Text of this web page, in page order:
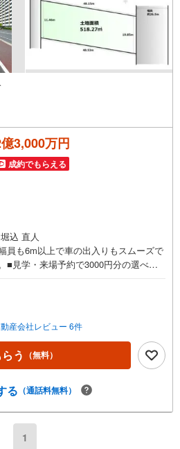
3,000万円
成約でもらえる
堀込 直人
員も6m以上で車の出入りもスムーズで
■見学・来場予約で3000円分の選べる
み～仙台市を中心に宮城県内の多数店
では当社の強みを大きく2つに分けてご
産知識＞戸建・マンション・土地...
産を取り扱っております。更に教育施
て環境や行政などの地域情報を総合
い物件選びをして頂けるよう、しっか
売却】【引っ越し】【リフォーム】な
税金についても、誠心誠意ご説明させ
お越しください。営業時間:10:00～18:
産会社レビュー 6件
う （無料）
る （通話料無料）
1